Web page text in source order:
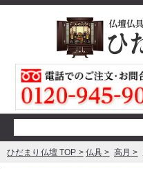
ひだまり仏壇 TOP 仏具 高月